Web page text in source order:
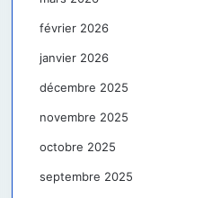
février 2026
janvier 2026
décembre 2025
novembre 2025
octobre 2025
septembre 2025